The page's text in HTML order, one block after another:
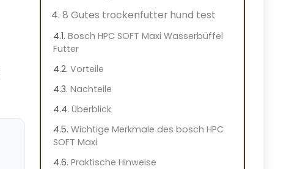
8 Gutes trockenfutter hund test
Bosch HPC SOFT Maxi Wasserbüffel
Futter
Vorteile
Nachteile
Überblick
Wichtige Merkmale des bosch HPC
SOFT Maxi
Praktische Hinweise